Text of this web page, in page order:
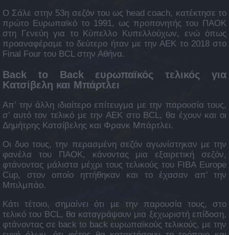
Ο Σάλε στην 53η σεζόν του ως head coach, κατέκτησε το
πρώτο Ευρωπαϊκό το 1991, ως προπονητής του ΠΑΟΚ
στη Γενεύη για το Κύπελλο Κυπελλούχων, ενώ όπως
προαναφέραμε το δεύτερο ήταν με την ΑΕΚ το 2018 στο
Final Four του BCL στην Αθήνα.
Back to Back ευρωπαϊκός τελικός για
Κατσίβελη και Μπάρτλει
Απ’ την άλλη ιδιαίτερο επίτευγμα με την παρουσία τους,
σ’ αυτό τον τελικό με την ΑΕΚ στο BCL, θα έχουν και οι
Δημήτρης Κατσίβελης και Φρανκ Μπάρτλει.
Οι δυο τους, την περασμένη σεζόν αγωνίστηκαν με την
φανέλα του ΠΑΟΚ, κάνοντας μια εξαιρετική σεζόν,
φτάνοντας μάλιστα μέχρι τους τελικούς του FIBA Europe
Cup, στον οποίο ηττήθηκαν και το έχασαν απ’ την
Μπιλμπάο.
Κάτι τέτοιο, σημαίνει ότι με την παρουσία τους, στο
τελικό του BCL, θα καταγράψουν μια ξεχωριστή επίδοση,
φτάνοντας σε back to back ευρωπαϊκούς τελικούς, με την